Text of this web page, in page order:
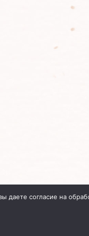
согласие на